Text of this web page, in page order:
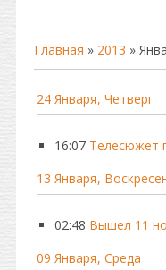
Главная » 2013 »
24 Января, Четверг
16:07 Телесюжет
13 Января,
02:48 Вышел 11
09 Января, Среда